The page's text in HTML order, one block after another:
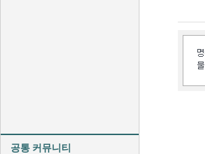
공통 커뮤니티